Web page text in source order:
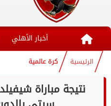
أخبار الأهلي
الرئيسية كرة عالمية
نتيجة مباراة